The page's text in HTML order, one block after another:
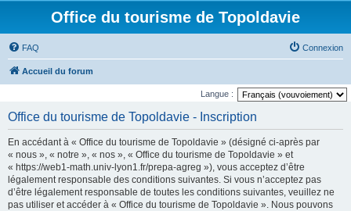
Office du tourisme de Topoldavie
FAQ Connexion
Accueil du forum
Langue :
Office du tourisme de Topoldavie - Inscription
En accédant à « Office du tourisme de Topoldavie » (désigné ci-après par
« nous », « notre », « nos », « Office du tourisme de Topoldavie » et
« https://web1-math.univ-lyon1.fr/prepa-agreg »), vous acceptez d’être
légalement responsable des conditions suivantes. Si vous n’acceptez pas
d’être légalement responsable de toutes les conditions suivantes, veuillez ne
pas utiliser et accéder à « Office du tourisme de Topoldavie ». Nous pouvons